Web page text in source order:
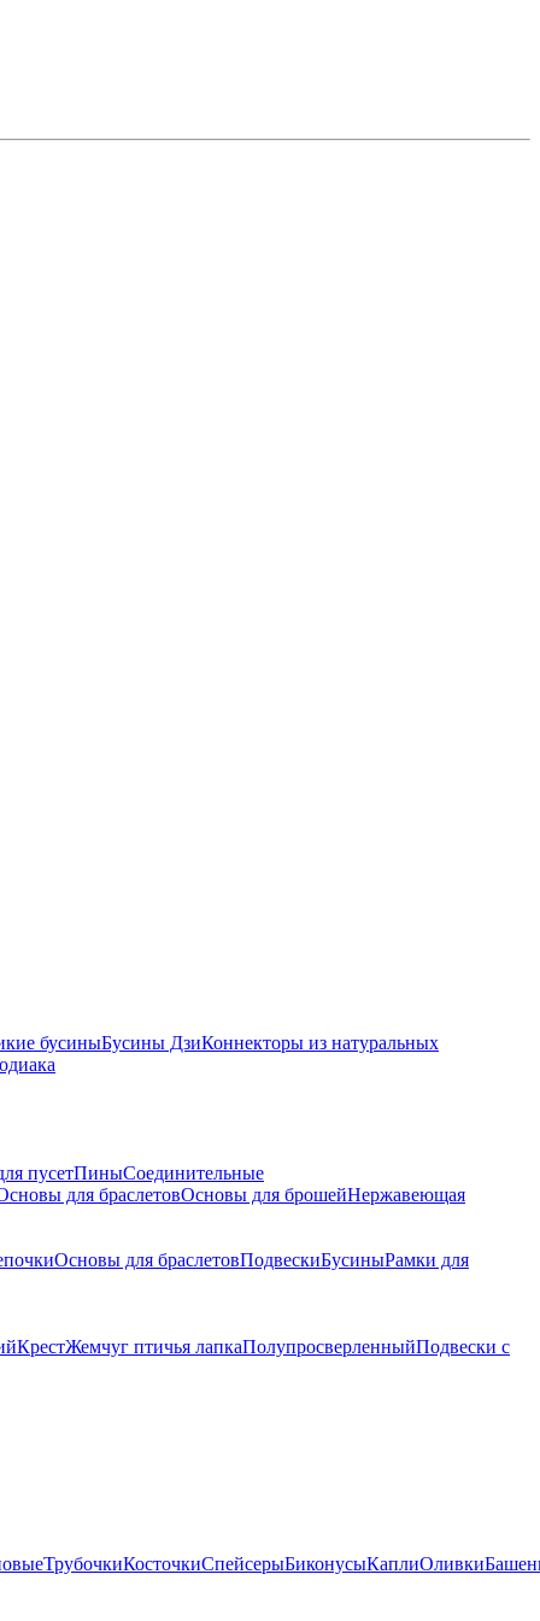
бусиныБусины ДзиКоннекторы из натуральных
пусетПиныСоединительные
для браслетовОсновы для брошейНержавеющая
Основы для браслетовПодвескиБусиныРамки для
КрестЖемчуг птичья лапкаПолупросверленныйПодвески с
ТрубочкиКосточкиСпейсерыБиконусыКаплиОливки